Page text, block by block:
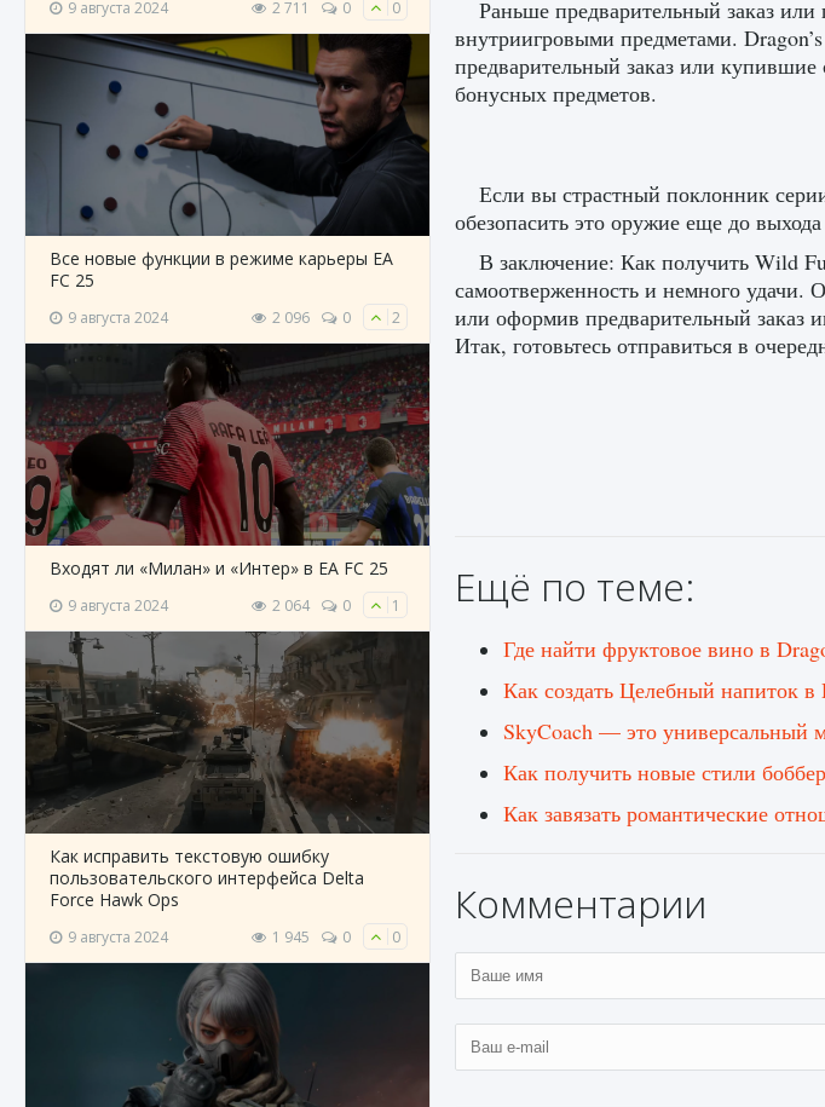
9 августа 2024 2 711 0 0
Все новые функции в режиме карьеры EA
FC 25
9 августа 2024 2 096 0 2
Входят ли «Милан» и «Интер» в EA FC 25
9 августа 2024 2 064 0 1
Как исправить текстовую ошибку
пользовательского интерфейса Delta
Force Hawk Ops
9 августа 2024 1 945 0 0
Раньше предварительный заказ
внутриигровыми предметами.
предварительный заказ или купившие
бонусных предметов.
Если вы страстный поклонник
обезопасить это оружие еще до
В заключение: Как получить Wild
самоотверженность и немного удачи.
или оформив предварительный заказ
Итак, готовьтесь отправиться в
Ещё по теме:
Где найти фруктовое вино в
Как создать Целебный напиток в
SkyCoach — это универсальный
Как получить новые стили
Как завязать романтические
Комментарии